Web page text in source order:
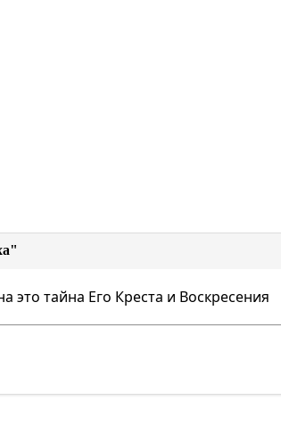
это тайна Его Креста и Воскресения